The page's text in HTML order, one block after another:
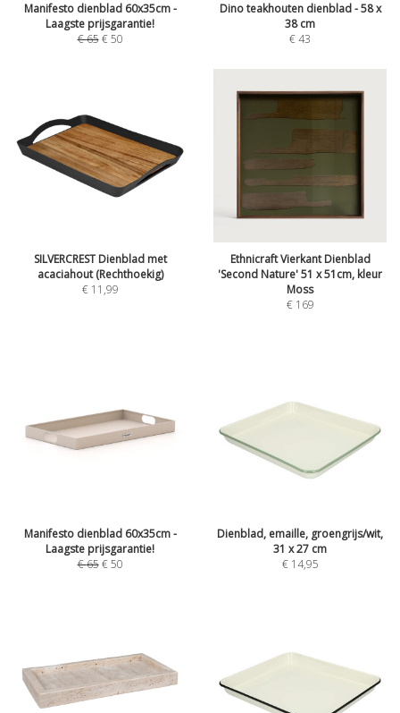
Manifesto dienblad 60x35cm -
Laagste prijsgarantie!
€65 €50
Dino teakhouten dienblad - 58 x
38 cm
€43
SILVERCREST Dienblad met
acaciahout (Rechthoekig)
€ 11,99
Ethnicraft Vierkant Dienblad
'Second Nature' 51 x 51cm, kleur
Moss
€ 169
Manifesto dienblad 60x35cm -
Laagste prijsgarantie!
€65 €50
Dienblad, emaille, groengrijs/wit,
31 x 27 cm
€ 14,95